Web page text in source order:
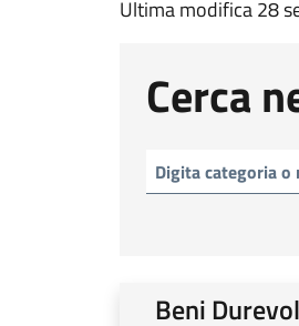
Ultima modifica 28
Cerca
Beni